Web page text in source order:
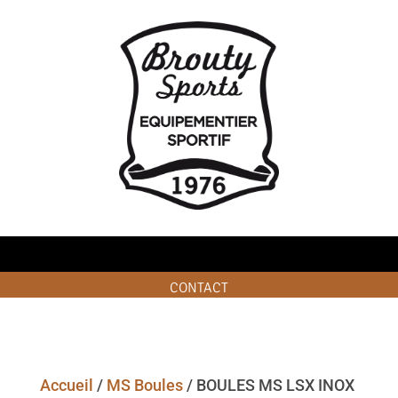
CONTACT
Accueil / MS Boules/ BOULES MS LSX INOX